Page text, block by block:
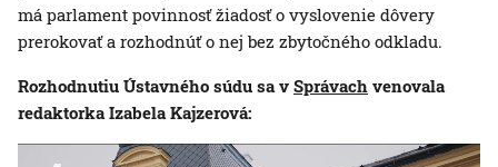
má parlament povinnosť žiadosť o vyslovenie dôvery
prerokovať a rozhodnúť o nej bez zbytočného odkladu.
Rozhodnutiu Ústavného súdu sa v Správach venovala
redaktorka Izabela Kajzerová: